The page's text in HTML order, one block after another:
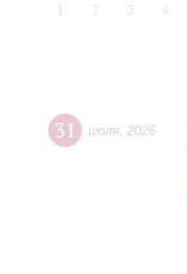
1 2 3 4
31 июля 2026